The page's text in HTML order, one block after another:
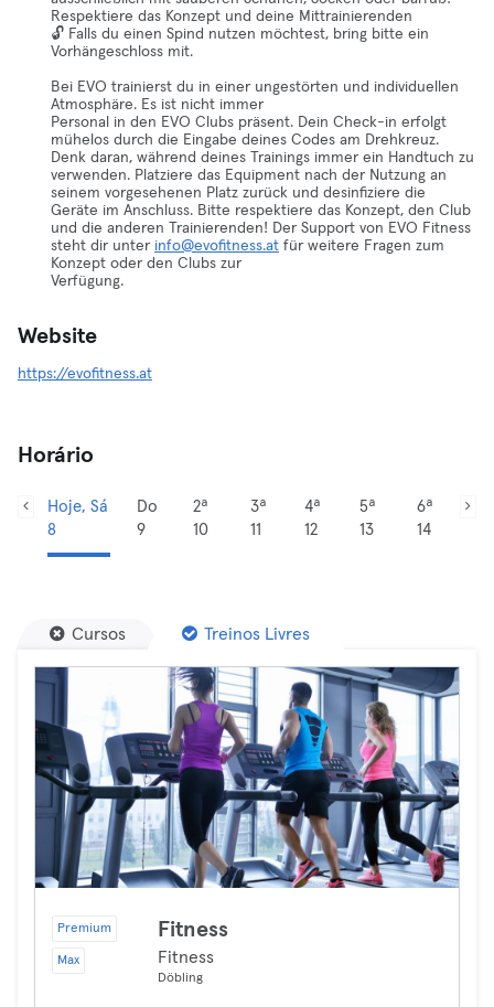
Respektiere das Konzept und deine Mittrainierenden
🔓 Falls du einen Spind nutzen möchtest, bring bitte ein
Vorhängeschloss mit.
Bei EVO trainierst du in einer ungestörten und individuellen
Atmosphäre. Es ist nicht immer
Personal in den EVO Clubs präsent. Dein Check-in erfolgt
mühelos durch die Eingabe deines Codes am Drehkreuz.
Denk daran, während deines Trainings immer ein Handtuch zu
verwenden. Platziere das Equipment nach der Nutzung an
seinem vorgesehenen Platz zurück und desinfiziere die
Geräte im Anschluss. Bitte respektiere das Konzept, den Club
und die anderen Trainierenden! Der Support von EVO Fitness
steht dir unter info@evofitness.at für weitere Fragen zum
Konzept oder den Clubs zur
Verfügung.
Website
https://evofitness.at
Horário
Hoje, Sá
8
Do
9
2ª
10
3ª
11
4ª
12
5ª
13
6ª
14
Cursos Treinos Livres
Premium
Max
Fitness
Fitness
Döbling